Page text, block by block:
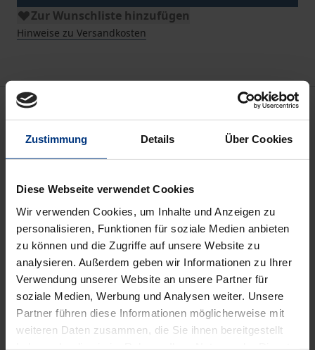
Zustimmung Details Über Cookies
Diese Webseite verwendet Cookies
Wir verwenden Cookies, um Inhalte und Anzeigen zu
personalisieren, Funktionen für soziale Medien anbieten
zu können und die Zugriffe auf unsere Website zu
analysieren. Außerdem geben wir Informationen zu Ihrer
Verwendung unserer Website an unsere Partner für
soziale Medien, Werbung und Analysen weiter. Unsere
Partner führen diese Informationen möglicherweise mit
weiteren Daten zusammen, die Sie ihnen bereitgestellt
Zur Wunschliste hinzufügen
Hinweise zu Versandkosten
Bibliografische Angaben
Auflage
ISBN
978-3-495-48763-1
Erscheinungsdatum
03.12.2015
Erscheinungsjahr
2015